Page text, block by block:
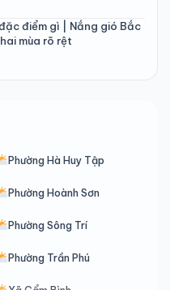
điểm gì | Nắng gió Bắc
mùa rõ rệt
Phường Hà Huy Tập
Phường Hoành Sơn
Phường Sông Trí
Phường Trần Phú